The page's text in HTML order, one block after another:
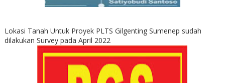
Lokasi Tanah Untuk Proyek PLTS Gilgenting Sumenep sudah
dilakukan Survey pada April 2022